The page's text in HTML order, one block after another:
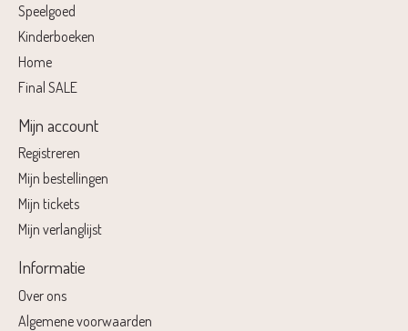
Speelgoed
Kinderboeken
Home
Final SALE
Mijn account
Registreren
Mijn bestellingen
Mijn tickets
Mijn verlanglijst
Informatie
Over ons
Algemene voorwaarden